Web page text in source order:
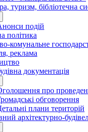
туризм, бібліотечна
подій
політика
комунальне
реклама
документація
про
обговорення
плани територій
архітектурно-